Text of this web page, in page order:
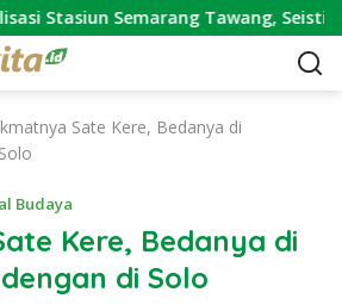
Stasiun Semarang Tawang,
Sate Kere, Bedanya di
Budaya
Kere, Bedanya di
di Solo